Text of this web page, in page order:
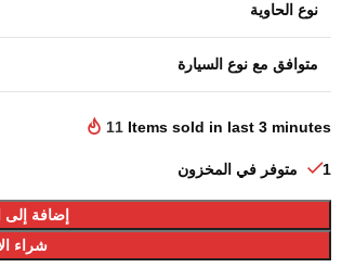
نوع الحاوية
متوافق مع نوع السيارة
11 Items sold in last 3 minutes
1 متوفر في المخزون
إضافة إلى
شراء